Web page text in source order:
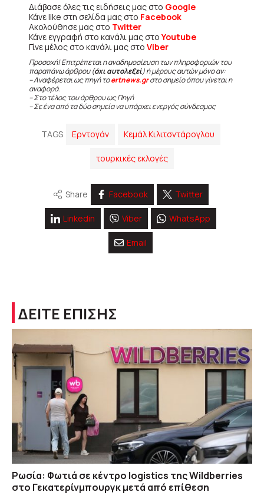
Διάβασε όλες τις ειδήσεις μας στο Google
Κάνε like στη σελίδα μας στο Facebook
Ακολούθησε μας στο Twitter
Κάνε εγγραφή στο κανάλι μας στοYoutube
Γίνε μέλος στο κανάλι μας στο Viber
Προσοχή! Επιτρέπεται η αναδημοσίευση των πληροφοριών του
παραπάνω άρθρου (όχι αυτολεξεί) ή μέρους αυτών μόνο αν:
– Αναφέρεται ως πηγή τοertnews.grστο σημείο όπου γίνεται η
αναφορά.
– Στο τέλος του άρθρου ως Πηγή
– Σε ένα από τα δύο σημεία να υπάρχει ενεργός σύνδεσμος
TAGS Ερντογάν Κεμάλ Κιλιτσντάρογλου
τουρκικές εκλογές
Share Facebook Twitter
Linkedin Viber WhatsApp
Email
ΔΕΙΤΕ ΕΠΙΣΗΣ
Ρωσία: Φωτιά σε κέντρο logistics της Wildberries
στο Γεκατερίνμπουργκ μετά από επίθεση